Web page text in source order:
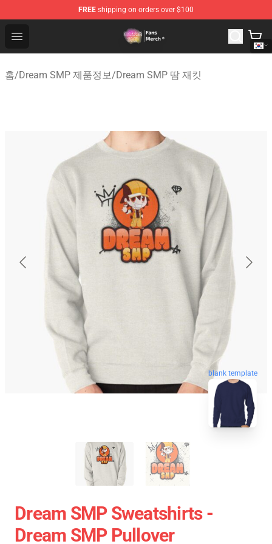
FREE shipping on orders over $100
Open menu
Dream SMP Store - Official Dream SMP Merchandise
홈/Dream SMP 제품정보/Dream SMP 땀 재킷
blank template
Dream SMP Sweatshirts -
Dream SMP Pullover